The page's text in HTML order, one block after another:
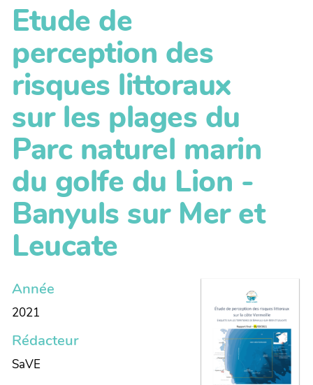
Etude de
perception des
risques littoraux
sur les plages du
Parc naturel marin
du golfe du Lion -
Banyuls sur Mer et
Leucate
Année
2021
Rédacteur
SaVE